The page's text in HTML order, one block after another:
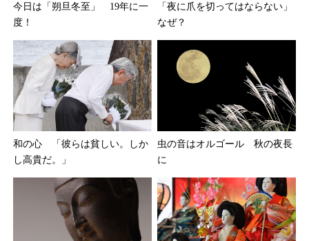
今日は「朔旦冬至」 19年に一
度！
「夜に爪を切ってはならない」
なぜ？
和の心 「彼らは貧しい。しか
し高貴だ。」
虫の音はオルゴール 秋の夜長
に